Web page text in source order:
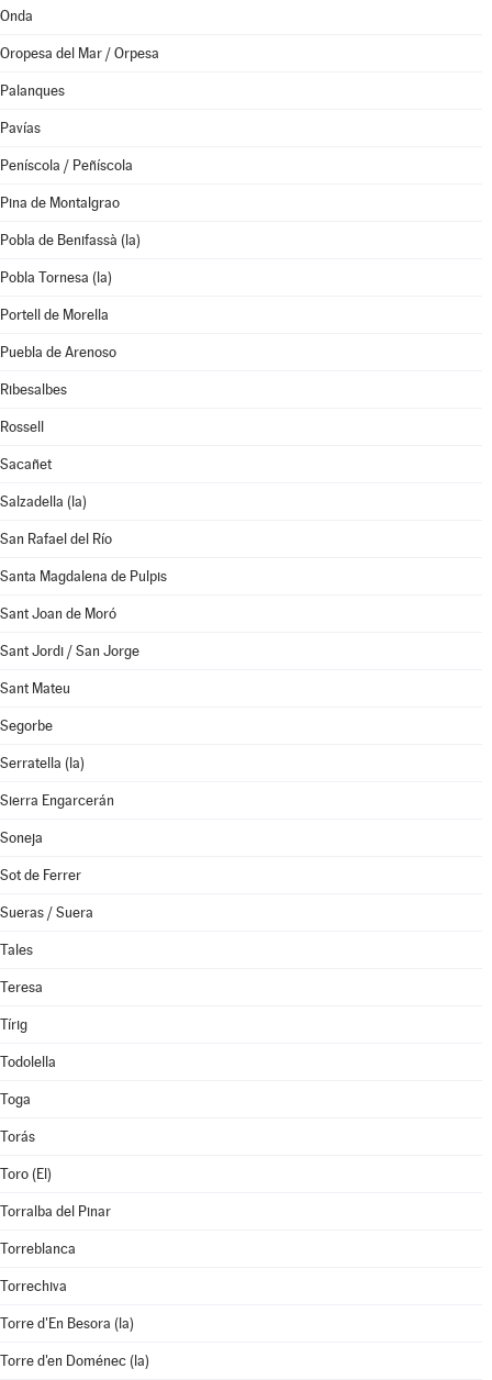
Onda
Oropesa del Mar / Orpesa
Palanques
Pavías
Peníscola / Peñíscola
Pina de Montalgrao
Pobla de Benifassà (la)
Pobla Tornesa (la)
Portell de Morella
Puebla de Arenoso
Ribesalbes
Rossell
Sacañet
Salzadella (la)
San Rafael del Río
Santa Magdalena de Pulpis
Sant Joan de Moró
Sant Jordi / San Jorge
Sant Mateu
Segorbe
Serratella (la)
Sierra Engarcerán
Soneja
Sot de Ferrer
Sueras / Suera
Tales
Teresa
Tírig
Todolella
Toga
Torás
Toro (El)
Torralba del Pinar
Torreblanca
Torrechiva
Torre d'En Besora (la)
Torre d'en Doménec (la)